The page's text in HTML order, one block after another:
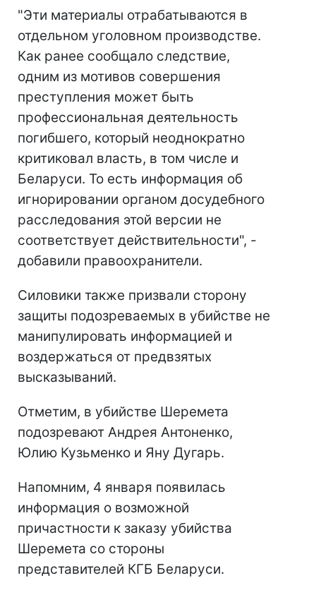
"Эти материалы отрабатываются в
отдельном уголовном производстве.
Как ранее сообщало следствие,
одним из мотивов совершения
преступления может быть
профессиональная деятельность
погибшего, который неоднократно
критиковал власть, в том числе и
Беларуси. То есть информация об
игнорировании органом досудебного
расследования этой версии не
соответствует действительности", -
добавили правоохранители.
Силовики также призвали сторону
защиты подозреваемых в убийстве не
манипулировать информацией и
воздержаться от предвзятых
высказываний.
Отметим, в убийстве Шеремета
подозревают Андрея Антоненко,
Юлию Кузьменко и Яну Дугарь.
Напомним, 4 января появилась
информация о возможной
причастности к заказу убийства
Шеремета со стороны
представителей КГБ Беларуси.